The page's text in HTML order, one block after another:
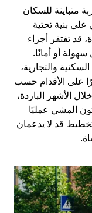
متباينة للسكان
بنية تحتية
قد تفتقر أجزاء
أو أمانًا.
والتجارية،
على الأقدام حسب
الأشهر الباردة،
المشي عمليًا
قد لا يدعمان